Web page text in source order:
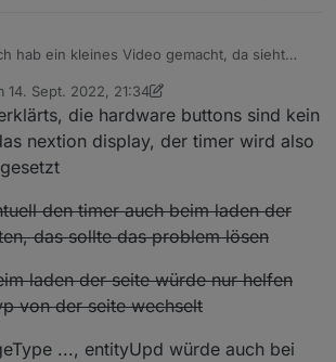
hab ein kleines Video gemacht, da sieht
ist da Testweise mal auf 3 Sekunden
8gpgr3
14. Sept. 2022, 21:34
von joBr99
die hardware buttons sind kein
nextion display, der timer wird also
den timer auch beim laden der
das sollte das problem lösen
laden der seite würde nur helfen
von der seite wechselt
..., entityUpd würde auch bei